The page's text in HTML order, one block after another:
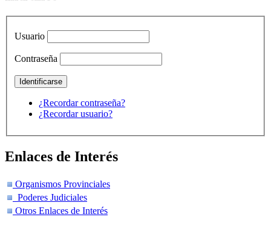
Usuario
Contraseña
¿Recordar contraseña?
¿Recordar usuario?
Enlaces de Interés
Organismos Provinciales
Poderes Judiciales
Otros Enlaces de Interés